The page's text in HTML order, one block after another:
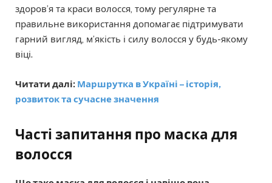
здоров’я та краси волосся, тому регулярне та
правильне використання допомагає підтримувати
гарний вигляд, м’якість і силу волосся у будь-якому
віці.
Читати далі: Маршрутка в Україні – історія,
розвиток та сучасне значення
Часті запитання про маска для
волосся